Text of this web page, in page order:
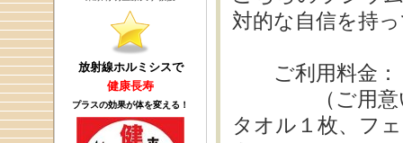
放射線ホルミシスで
健康長寿
プラスの効果が体を変える！
対的な自信を持
ご利用料金
（ご用意い
タオル１枚、フ